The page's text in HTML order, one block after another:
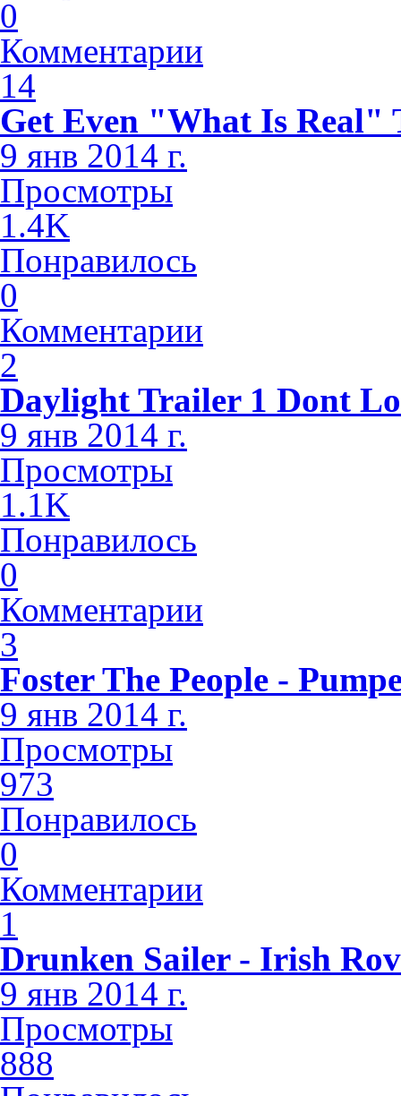
0
Комментарии
14
Get Even "What Is Real"
9 янв 2014 г.
Просмотры
1.4K
Понравилось
0
Комментарии
2
Daylight Trailer 1 Dont
9 янв 2014 г.
Просмотры
1.1K
Понравилось
0
Комментарии
3
Foster The People -
9 янв 2014 г.
Просмотры
973
Понравилось
0
Комментарии
1
Drunken Sailer - Irish
9 янв 2014 г.
Просмотры
888